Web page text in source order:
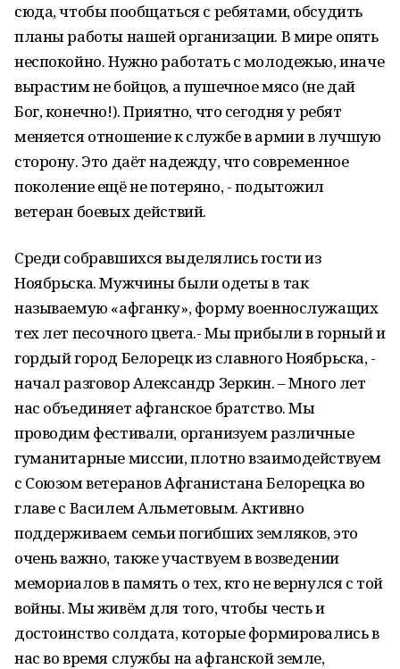
сюда, чтобы пообщаться с ребятами, обсудить
планы работы нашей организации. В мире опять
неспокойно. Нужно работать с молодежью, иначе
вырастим не бойцов, а пушечное мясо (не дай
Бог, конечно!). Приятно, что сегодня у ребят
меняется отношение к службе в армии в лучшую
сторону. Это даёт надежду, что современное
поколение ещё не потеряно, - подытожил
ветеран боевых действий.
Среди собравшихся выделялись гости из
Ноябрьска. Мужчины были одеты в так
называемую «афганку», форму военнослужащих
тех лет песочного цвета.- Мы прибыли в горный и
гордый город Белорецк из славного Ноябрьска, -
начал разговор Александр Зеркин. – Много лет
нас объединяет афганское братство. Мы
проводим фестивали, организуем различные
гуманитарные миссии, плотно взаимодействуем
с Союзом ветеранов Афганистана Белорецка во
главе с Василем Альметовым. Активно
поддерживаем семьи погибших земляков, это
очень важно, также участвуем в возведении
мемориалов в память о тех, кто не вернулся с той
войны. Мы живём для того, чтобы честь и
достоинство солдата, которые формировались в
нас во время службы на афганской земле,